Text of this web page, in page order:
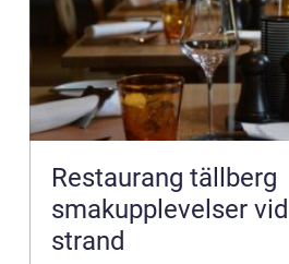
Restaurang tällberg
smakupplevelser
strand